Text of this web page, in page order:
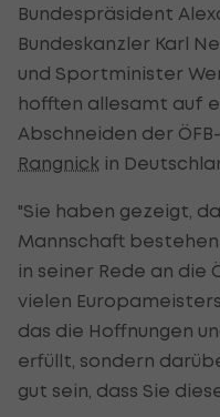
Bundespräsident
Bundeskanzler Karl
und Sportminister
hofften allesamt auf
Abschneiden der
Rangnick in
"Sie haben gezeigt,
Mannschaft bestehen
in seiner Rede an die
vielen
das die Hoffnungen
erfüllt, sondern
gut sein, dass Sie